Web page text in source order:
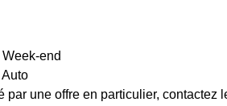
end
par une offre en particulier,